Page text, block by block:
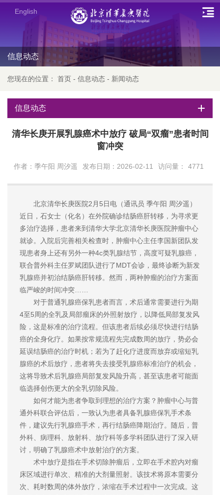
English
信息动态
您现在的位置： 首页 - 信息动态 - 新闻动态
信息动态
清华长庚开展乳腺癌术中放疗 破局“双瘤”患者时间
窗冲突
作者：季午阳 周汐遥 发布日期：2026-02-11 访问量： 4771
北京清华长庚医院2月5日电（通讯员 季午阳 周汐遥）
近日，石女士（化名）在外院确诊结肠癌肝转移，为寻求更
多治疗选择，患者来到清华大学北京清华长庚医院肿瘤中心
就诊。入院后完善相关检查时，肿瘤中心主任李国新团队发
现患者身上还有另外一种4c类乳腺结节，高度可疑乳腺癌，
联合普外科主任罗斌团队进行了MDT会诊，最终诊断为新发
乳腺癌并初治结肠癌肝转移。然而，两种肿瘤的治疗方案面
临严峻的时间冲突……
对于普通乳腺癌保乳患者而言，术后通常需要进行为期
4至5周的全乳及局部瘤床的外照射放疗，以降低局部复发风
险，这是标准的治疗流程。但该患者后续必须尽快进行结肠
癌的全身化疗。如果按常规流程先完成数周的放疗，势必会
延误结肠癌的治疗时机；若为了赶化疗进度而放弃或缩短乳
腺癌的术后放疗，患者将失去接受乳腺癌标准治疗的机会，
这将导致术后乳腺癌局部复发风险升高，甚至该患者可能面
临选择创伤更大的全乳切除风险。
如何才能为患者争取到理想的治疗方案？肿瘤中心与普
通外科联合评估后，一致认为患者具备乳腺癌保乳手术条
件，建议先行乳腺癌手术，再行结肠癌降期治疗。随后，普
外科、病理科、放射科、放疗科等多学科团队进行了深入研
讨，明确了乳腺癌术中放射治疗的方案。
术中放疗是指在手术切除肿瘤后，立即在手术腔内对瘤
床区域进行单次、精准的大剂量照射。该技术将原本需要分
次、耗时数周的体外放疗，浓缩在手术过程中一次完成。这